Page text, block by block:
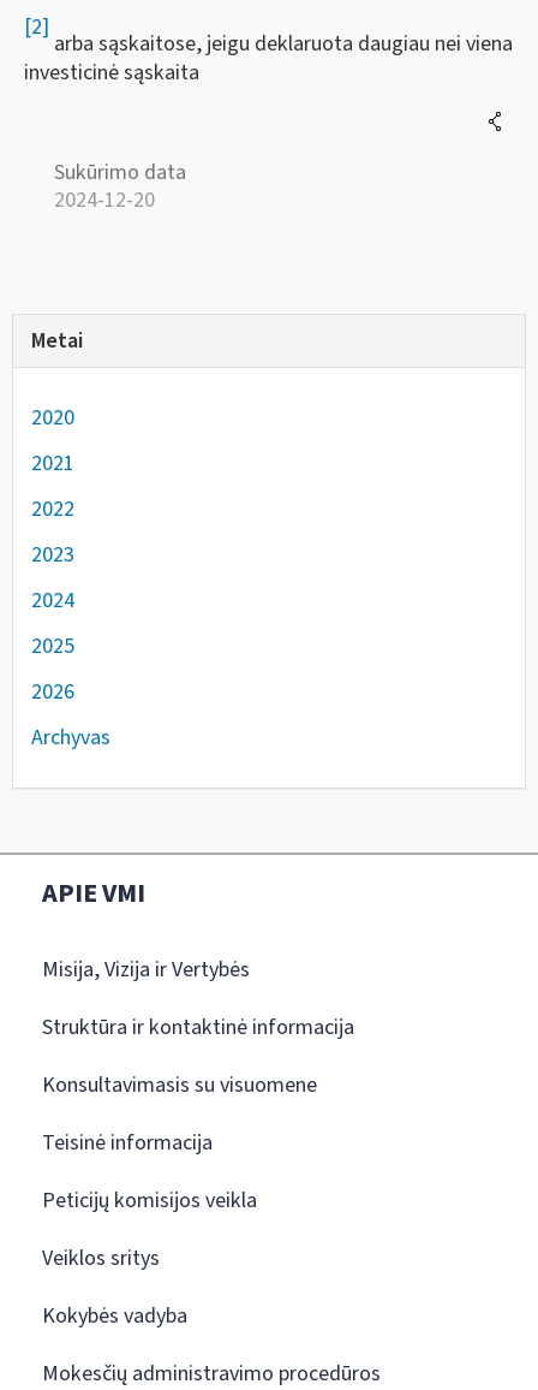
[2]
arba sąskaitose, jeigu deklaruota daugiau nei viena
investicinė sąskaita
Sukūrimo data
2024-12-20
Metai
2020
2021
2022
2023
2024
2025
2026
Archyvas
APIE VMI
Misija, Vizija ir Vertybės
Struktūra ir kontaktinė informacija
Konsultavimasis su visuomene
Teisinė informacija
Peticijų komisijos veikla
Veiklos sritys
Kokybės vadyba
Mokesčių administravimo procedūros